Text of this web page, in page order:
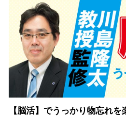
【脳活】でうっかり物忘れを